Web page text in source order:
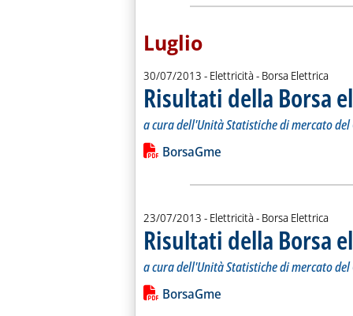
Luglio
30/07/2013 - Elettricità - Borsa Elettrica
Risultati della Borsa
a cura dell'Unità Statistiche di mercato del
Leggi tutta la notizia: 'Risultati della
Lista allegati PDF alla notizia
BorsaGme
23/07/2013 - Elettricità - Borsa Elettrica
Risultati della Borsa
a cura dell'Unità Statistiche di mercato del
Leggi tutta la notizia: 'Risultati della
Lista allegati PDF alla notizia
BorsaGme